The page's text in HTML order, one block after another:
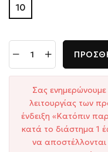
10
Σας
λειτουργίας των
ένδειξη «Κατόπιν
κατά το διάστημα 1
να